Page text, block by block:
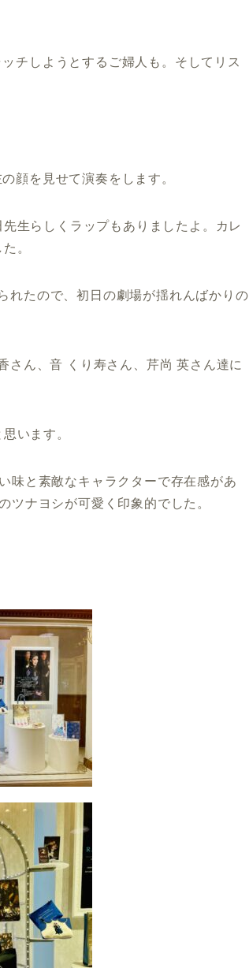
チしようとするご婦人も。そしてリス
顔を見せて演奏をします。
先生らしくラップもありましたよ。カレ
。
れたので、初日の劇場が揺れんばかりの
さん、音 くり寿さん、芹尚 英さん達に
います。
味と素敵なキャラクターで存在感があ
ツナヨシが可愛く印象的でした。